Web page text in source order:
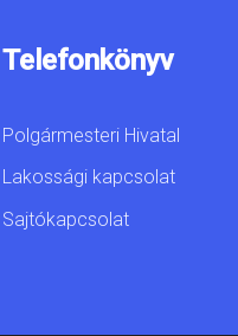
Telefonkönyv
Polgármesteri Hivatal
Lakossági kapcsolat
Sajtókapcsolat